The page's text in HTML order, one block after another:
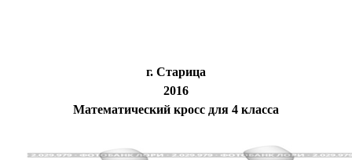
г. Старица
2016
Математический кросс для 4 класса